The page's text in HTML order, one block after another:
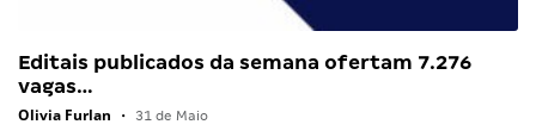
Editais publicados da semana ofertam 7.276
vagas…
Olivia Furlan • 31 de Maio